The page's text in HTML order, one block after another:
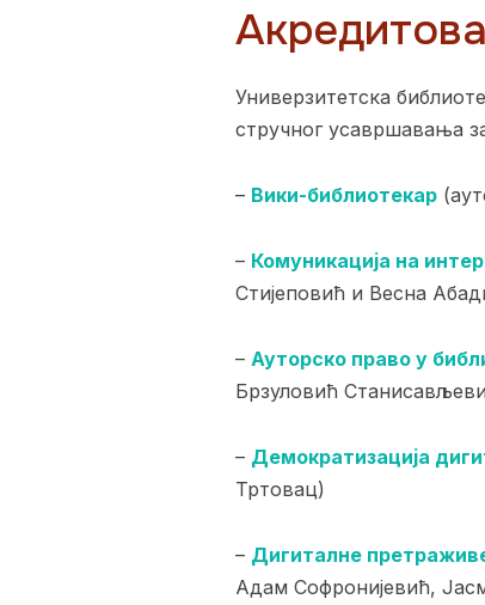
Универзитетска
стручног усавршавања
– Вики-библиотекар
– Комуникација на
Стијеповић и Весна
– Ауторско право у
Брзуловић
– Демократизација
Тртовац)
– Дигиталне
Адам Софронијевић,